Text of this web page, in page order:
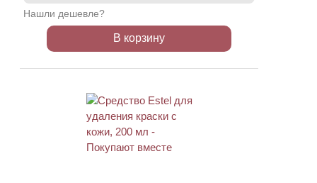
Нашли дешевле?
В корзину